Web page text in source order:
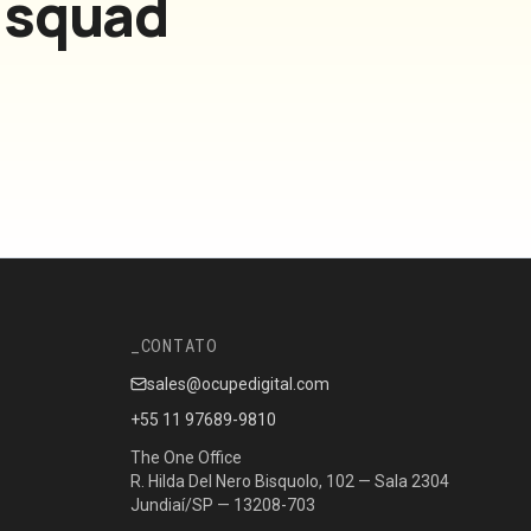
CONTATO
sales@ocupedigital.com
+55 11 97689-9810
The One Office
R. Hilda Del Nero Bisquolo, 102 — Sala 2304
Jundiaí/SP — 13208-703